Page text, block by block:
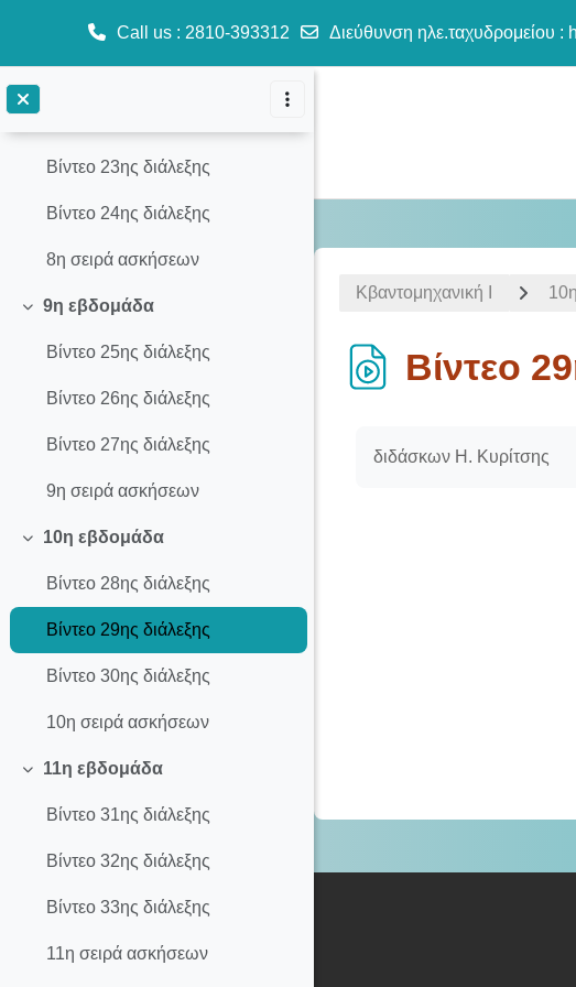
Call us : 2810-393312 Διεύθυνση ηλε.ταχυδρομείου :
7η σειρά ασκήσεων
Σύμπτυξη
Βίντεο 23ης διάλεξης
Βίντεο 24ης διάλεξης
8η σειρά ασκήσεων
Σύμπτυξη
9η εβδομάδα
Βίντεο 25ης διάλεξης
Βίντεο 26ης διάλεξης
Βίντεο 27ης διάλεξης
9η σειρά ασκήσεων
Σύμπτυξη
10η εβδομάδα
Βίντεο 28ης διάλεξης
Βίντεο 29ης διάλεξης
Βίντεο 30ης διάλεξης
10η σειρά ασκήσεων
Σύμπτυξη
11η εβδομάδα
Βίντεο 31ης διάλεξης
Βίντεο 32ης διάλεξης
Βίντεο 33ης διάλεξης
11η σειρά ασκήσεων
Κβαντομηχανική Ι
Βίντεο
διδάσκων Η. Κυρίτσης